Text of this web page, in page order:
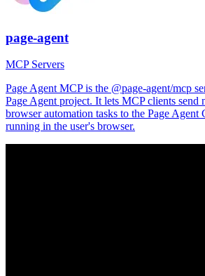
page-agent
MCP Servers
Page Agent MCP is the @page-agent/mcp
Page Agent project. It lets MCP clients send
browser automation tasks to the Page Agent
running in the user's browser.